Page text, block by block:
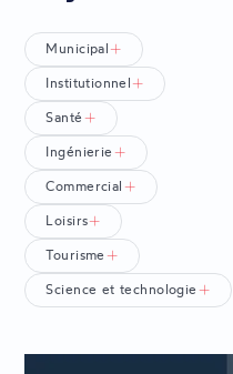
Filtrez par secteur d’activité.
Municipal
Institutionnel
Santé
Ingénierie
Commercial
Loisirs
Tourisme
Science et technologie